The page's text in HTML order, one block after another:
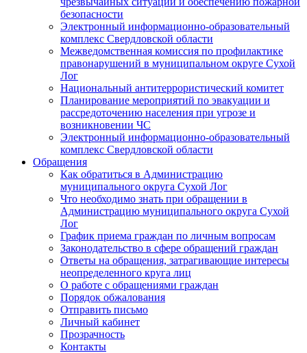
безопасности
Электронный информационно-образовательный
комплекс Cвердловской области
Межведомственная комиссия по профилактике
правонарушений в муниципальном округе Сухой
Лог
Национальный антитеррористический комитет
Планирование мероприятий по эвакуации и
рассредоточению населения при угрозе и
возникновении ЧС
Электронный информационно-образовательный
комплекс Свердловской области
Обращения
Как обратиться в Администрацию
муниципального округа Сухой Лог
Что необходимо знать при обращении в
Администрацию муниципального округа Сухой
Лог
График приема граждан по личным вопросам
Законодательство в сфере обращений граждан
Ответы на обращения, затрагивающие интересы
неопределенного круга лиц
О работе с обращениями граждан
Порядок обжалования
Отправить письмо
Личный кабинет
Прозрачность
Контакты